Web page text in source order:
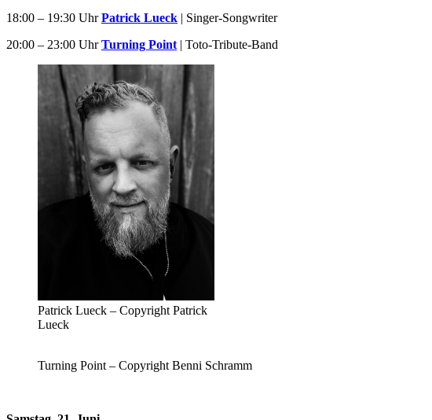
18:00 – 19:30 UhrPatrick Lueck | Singer-Songwriter
20:00 – 23:00 UhrTurning Point| Toto-Tribute-Band
Patrick Lueck – Copyright Patrick
Lueck
Turning Point – Copyright Benni Schramm